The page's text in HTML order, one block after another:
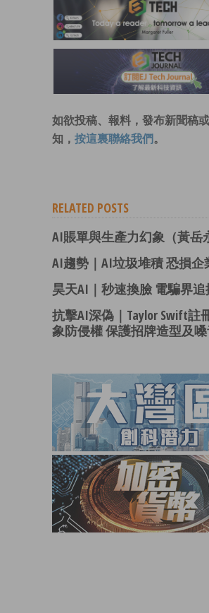
如欲投稿、報料，發布新聞稿
知， 按這裏聯絡我們 。
RELATED POSTS
AI賬單與生產力幻象（黃岳
AI趨勢｜AI垃圾堆積 恐損企
昊天AI｜秒速換臉 電騙界追
抗擊AI深偽｜Taylor Swift註
象防侵權 保護招牌造型及